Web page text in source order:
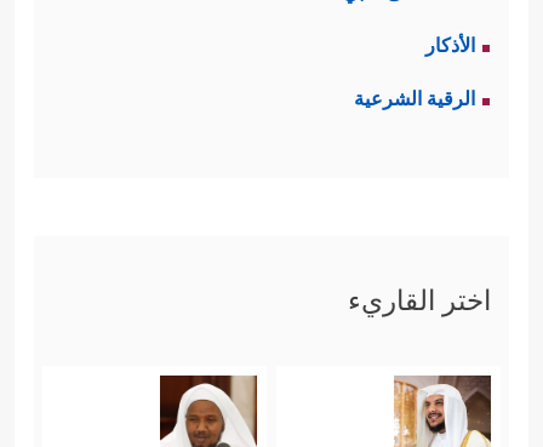
الأذكار
الرقية الشرعية
اختر القاريء